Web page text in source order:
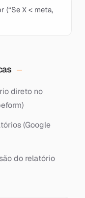
(“Se X < meta,
direto no
(Google
do relatório